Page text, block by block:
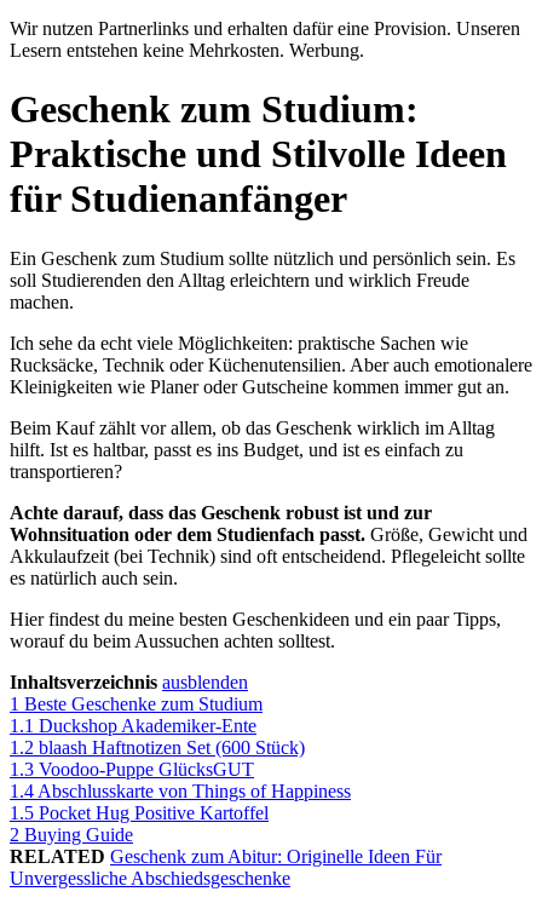
Wir nutzen Partnerlinks und erhalten dafür eine Provision. Unseren
Lesern entstehen keine Mehrkosten. Werbung.
Geschenk zum Studium:
Praktische und Stilvolle Ideen
für Studienanfänger
Ein Geschenk zum Studium sollte nützlich und persönlich sein. Es
soll Studierenden den Alltag erleichtern und wirklich Freude
machen.
Ich sehe da echt viele Möglichkeiten: praktische Sachen wie
Rucksäcke, Technik oder Küchenutensilien. Aber auch emotionalere
Kleinigkeiten wie Planer oder Gutscheine kommen immer gut an.
Beim Kauf zählt vor allem, ob das Geschenk wirklich im Alltag
hilft. Ist es haltbar, passt es ins Budget, und ist es einfach zu
transportieren?
Achte darauf, dass das Geschenk robust ist und zur
Wohnsituation oder dem Studienfach passt. Größe, Gewicht und
Akkulaufzeit (bei Technik) sind oft entscheidend. Pflegeleicht sollte
es natürlich auch sein.
Hier findest du meine besten Geschenkideen und ein paar Tipps,
worauf du beim Aussuchen achten solltest.
Inhaltsverzeichnis ausblenden
1 Beste Geschenke zum Studium
1.1 Duckshop Akademiker-Ente
1.2 blaash Haftnotizen Set (600 Stück)
1.3 Voodoo-Puppe GlücksGUT
1.4 Abschlusskarte von Things of Happiness
1.5 Pocket Hug Positive Kartoffel
2 Buying Guide
RELATED Geschenk zum Abitur: Originelle Ideen Für
Unvergessliche Abschiedsgeschenke